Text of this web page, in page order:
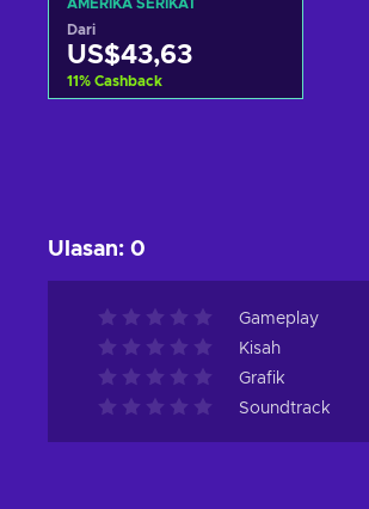
AMERIKA SERIKAT
Dari
US$43,63
11% Cashback
Ulasan: 0
Gameplay
Kisah
Grafik
Soundtrack